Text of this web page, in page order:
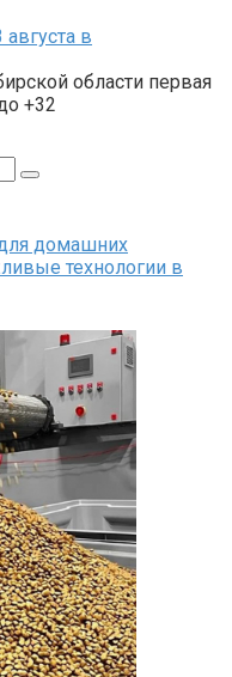
в
области первая
+32
домашних
технологии в